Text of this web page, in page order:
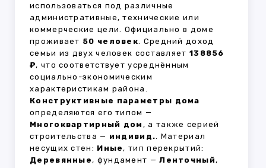
использоваться под различные
административные, технические или
коммерческие цели. Официально в доме
проживает 50 человек. Средний доход
семьи из двух человек составляет 138856
₽, что соответствует усреднённым
социально-экономическим
характеристикам района.
Конструктивные параметры дома
определяются его типом —
Многоквартирный дом , а также серией
строительства — индивид.. Материал
несущих стен: Иные, тип перекрытий:
Деревянные, фундамент —Ленточный,